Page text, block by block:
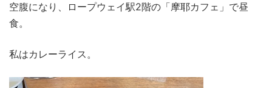
空腹になり、ロープウェイ駅2階の「摩耶カフェ」で昼
食。
私はカレーライス。